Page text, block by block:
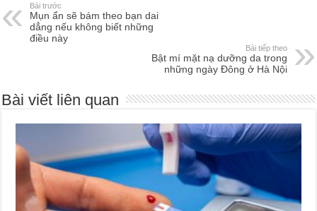
Bài trước
Mụn ẩn sẽ bám theo bạn dai
dẳng nếu không biết những
điều này
Bài tiếp theo
Bật mí mặt nạ dưỡng da trong
những ngày Đông ở Hà Nội
Bài viết liên quan